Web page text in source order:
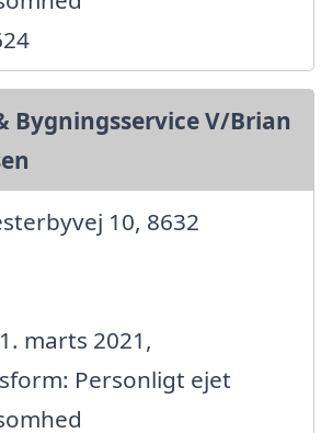
Bygningsservice V/Brian
10, 8632
marts 2021,
Personligt ejet